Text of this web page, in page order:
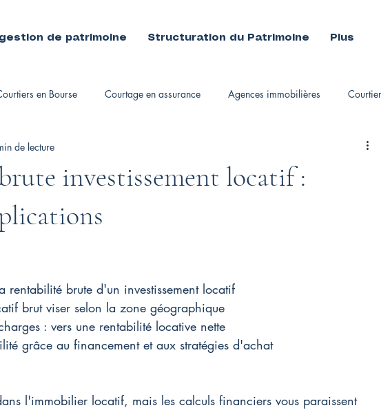
de patrimoine Structuration du Patrimoine Plus
en Bourse Courtage en assurance Agences immobilières
investissement locatif :
de lecture
rentabilité brute d'un investissement locatif
brut viser selon la zone géographique
: vers une rentabilité locative nette
grâce au financement et aux stratégies d'achat
l'immobilier locatif, mais les calculs financiers vous paraissent